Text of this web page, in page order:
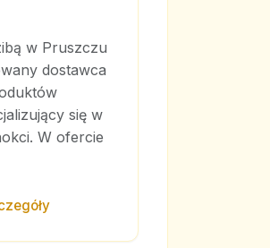
w Pruszczu
dostawca
się w
W ofercie